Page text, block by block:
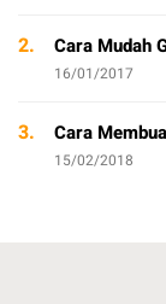
2. Cara Mudah
16/01/2017
3. Cara
15/02/2018